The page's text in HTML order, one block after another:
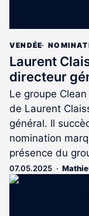
VENDÉE
Laurent
directeur
Le groupe
de Laurent
général. Il
nomination
présence du
07.05.2025